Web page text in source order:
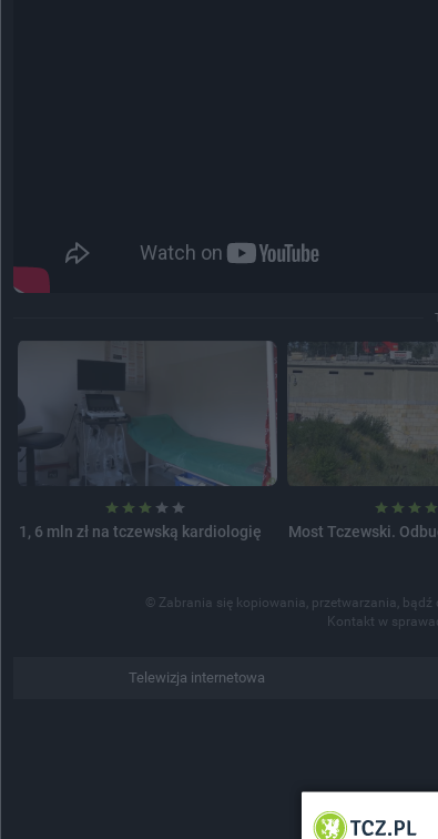
1, 6 mln zł na tczewską kardiologię Most Tczewski.
© Zabrania się kopiowania, przetwarzania,
Kontakt w
Telewizja internetowa